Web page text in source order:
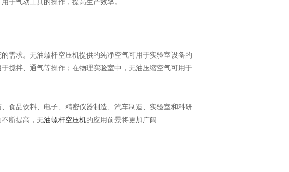
需求。无油螺杆空压机提供的纯净空气可用于实验室设备的
搅拌、通气等操作；在物理实验室中，无油压缩空气可用于
食品饮料、电子、精密仪器制造、汽车制造、实验室和科研
断提高， 无油螺杆空压机的应用前景将更加广阔